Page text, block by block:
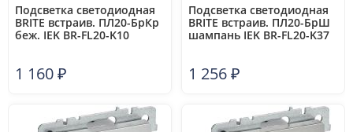
Подсветка светодиодная
BRITE встраив. ПЛ20-БрКр
беж. IEK BR-FL20-K10
1 160₽
Подсветка светодиодная
BRITE встраив. ПЛ20-БрШ
шампань IEK BR-FL20-K37
1 256₽